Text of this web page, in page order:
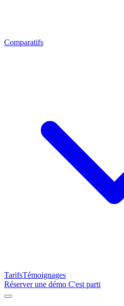
Comparatifs
TarifsTémoignages
Réserver une démo C'est parti